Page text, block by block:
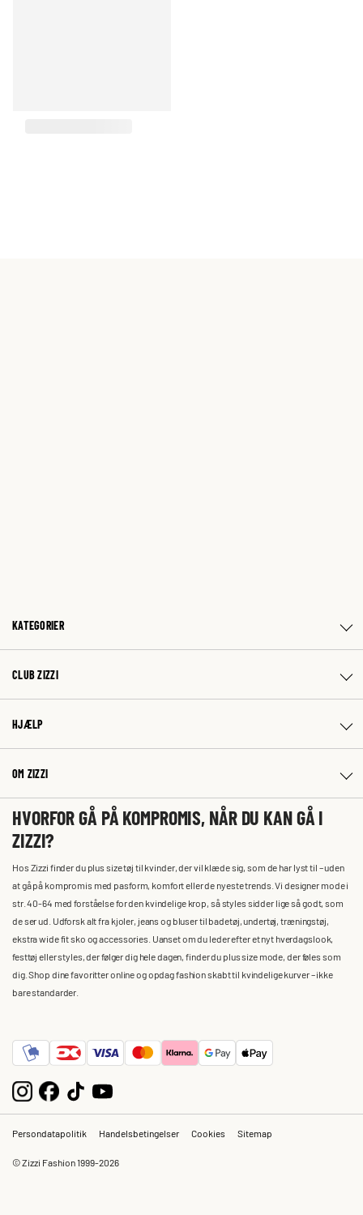
KATEGORIER
CLUB ZIZZI
HJÆLP
OM ZIZZI
HVORFOR GÅ PÅ KOMPROMIS, NÅR DU KAN GÅ I
ZIZZI?
Hos Zizzi finder du plus size tøj til kvinder, der vil klæde sig, som de har lyst til – uden
at gå på kompromis med pasform, komfort eller de nyeste trends. Vi designer mode i
str. 40-64 med forståelse for den kvindelige krop, så styles sidder lige så godt, som
de ser ud. Udforsk alt fra kjoler, jeans og bluser til badetøj, undertøj, træningstøj,
ekstra wide fit sko og accessories. Uanset om du leder efter et nyt hverdagslook,
festtøj eller styles, der følger dig hele dagen, finder du plus size mode, der føles som
dig. Shop dine favoritter online og opdag fashion skabt til kvindelige kurver – ikke
bare standarder.
Persondatapolitik Handelsbetingelser Cookies Sitemap
© Zizzi Fashion 1999-2026